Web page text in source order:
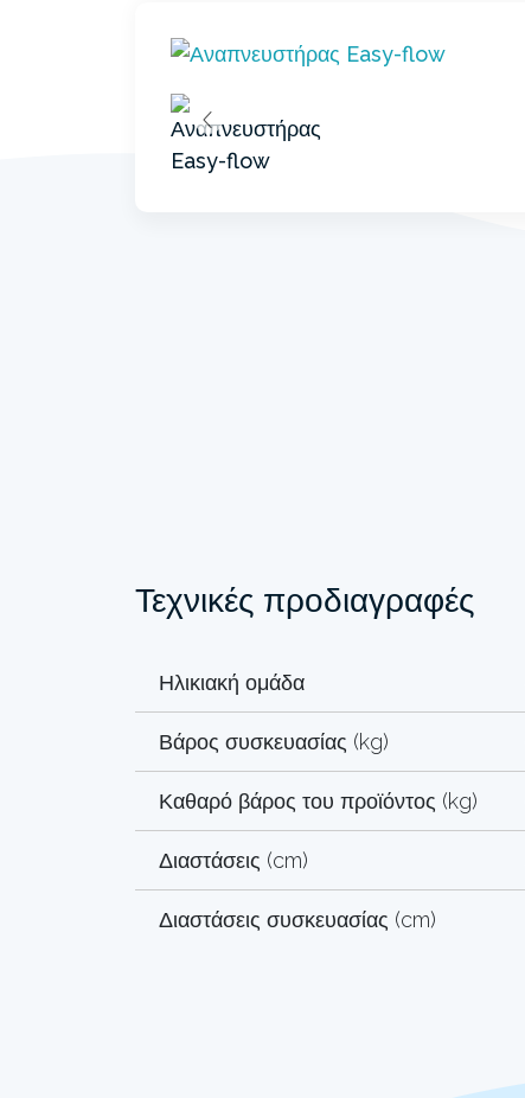
Τεχνικές προδιαγραφές
Ηλικιακή ομάδα
Βάρος συσκευασίας (kg)
Καθαρό βάρος του προϊόντος (kg)
Διαστάσεις (cm)
Διαστάσεις συσκευασίας (cm)